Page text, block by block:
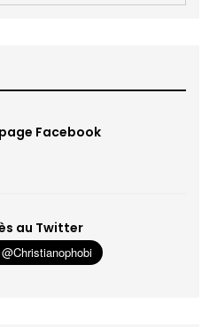
Facebook
au Twitter